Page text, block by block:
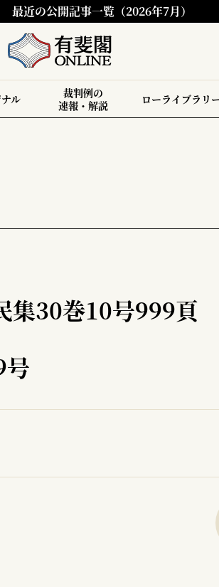
最近の公開記事一覧（2026年7月）
ル
裁判例の
速報・解説
ローライブラリ
集30巻10号999頁